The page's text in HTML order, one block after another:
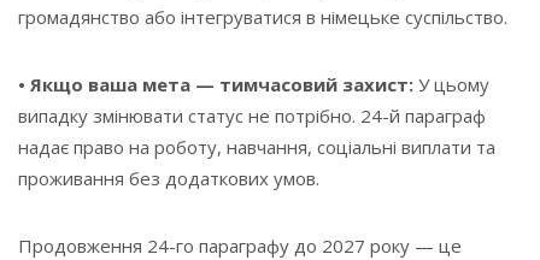
громадянство або інтегруватися в німецьке суспільство.
• Якщо ваша мета — тимчасовий захист: У цьому
випадку змінювати статус не потрібно. 24-й параграф
надає право на роботу, навчання, соціальні виплати та
проживання без додаткових умов.
Продовження 24-го параграфу до 2027 року — це